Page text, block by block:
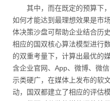
其中，而在既定的预算下
如何才能达到最理想效果是市
体决策沙盘可帮助企业结合历
相应的国双核心算法模型进行
的双重考量下，计算出最优的
含企业官网、App、微博、微
示类硬广，在媒体上发布的软
动，国双都建立了相应的评估